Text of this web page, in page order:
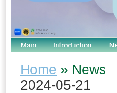
Home » News
2024-05-21